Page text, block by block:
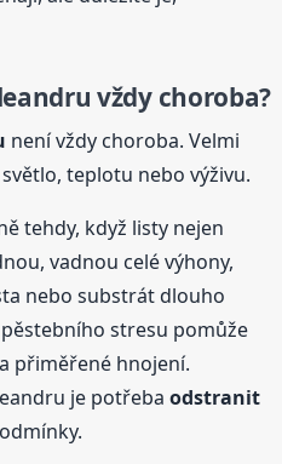
vždy choroba?
není vždy choroba. Velmi
teplotu nebo výživu.
tehdy, když listy nejen
vadnou celé výhony,
nebo substrát dlouho
stresu pomůže
přiměřené hnojení.
je potřebaodstranit